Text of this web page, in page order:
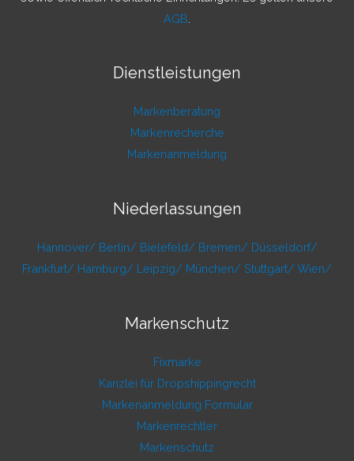
AGB
Dienstleistungen
Markenberatung
Markenrecherche
Markenanmeldung
Niederlassungen
Hannover/ Berlin/ Bielefeld/ Bremen/ Düsseldorf/
Frankfurt/ Hamburg/ Leipzig/ München/ Stuttgart/ Wien/
Markenschutz
Fixmarke
Kanzlei für Dropshippingrecht
Markenanmeldung Formular
Markenrechtler
Markenschutz